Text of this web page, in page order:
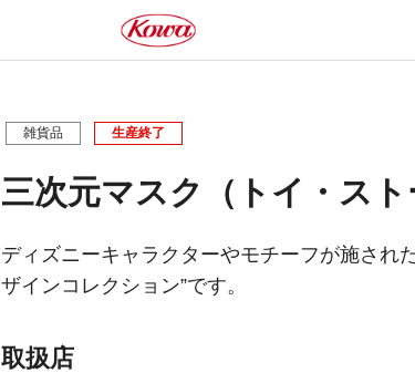
雑貨品 生産終了
三次元マスク（トイ・ス
ディズニーキャラクターやモチーフが施され
ザインコレクション”です。
取扱店